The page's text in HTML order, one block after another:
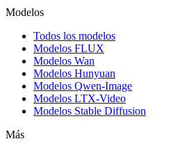
Modelos
Todos los modelos
Modelos FLUX
Modelos Wan
Modelos Hunyuan
Modelos Qwen-Image
Modelos LTX-Video
Modelos Stable Diffusion
Más